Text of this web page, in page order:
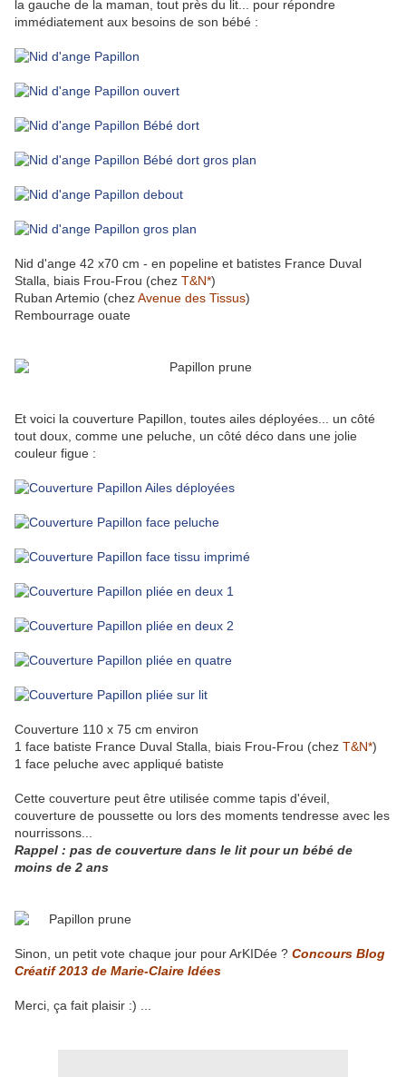
la gauche de la maman, tout près du lit... pour répondre
immédiatement aux besoins de son bébé :
Nid d'ange 42 x70 cm - en popeline et batistes France Duval
Stalla, biais Frou-Frou (chez T&N*)
Ruban Artemio (chezAvenue des Tissus)
Rembourrage ouate
Et voici la couverture Papillon, toutes ailes déployées... un côté
tout doux, comme une peluche, un côté déco dans une jolie
couleur figue :
Couverture 110 x 75 cm environ
1 face batiste France Duval Stalla, biais Frou-Frou (chez T&N*)
1 face peluche avec appliqué batiste
Cette couverture peut être utilisée comme tapis d'éveil,
couverture de poussette ou lors des moments tendresse avec les
nourrissons...
Rappel : pas de couverture dans le lit pour un bébé de
moins de 2 ans
Sinon, un petit vote chaque jour pour ArKIDée ? Concours Blog
Créatif 2013 de Marie-Claire Idées
Merci, ça fait plaisir :) ...